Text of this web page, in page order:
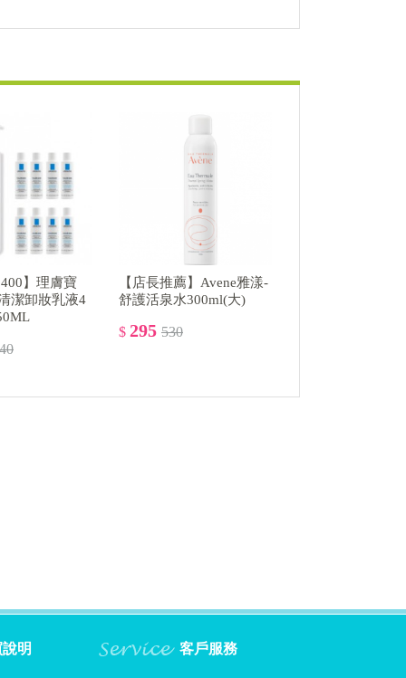
400】理膚寶
潔卸妝乳液4
【店長推薦】Avene雅漾-
舒護活泉水300ml(大)
$ 295 530
明 客戶服務